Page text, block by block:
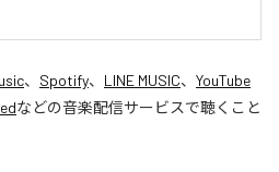
、 Spotify、 LINE MUSIC、 YouTube
などの音楽配信サービスで聴くこと